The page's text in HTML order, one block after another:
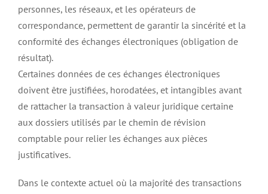
personnes, les réseaux, et les opérateurs de
correspondance, permettent de garantir la sincérité et la
conformité des échanges électroniques (obligation de
résultat).
Certaines données de ces échanges électroniques
doivent être justifiées, horodatées, et intangibles avant
de rattacher la transaction à valeur juridique certaine
aux dossiers utilisés par le chemin de révision
comptable pour relier les échanges aux pièces
justificatives.
Dans le contexte actuel où la majorité des transactions